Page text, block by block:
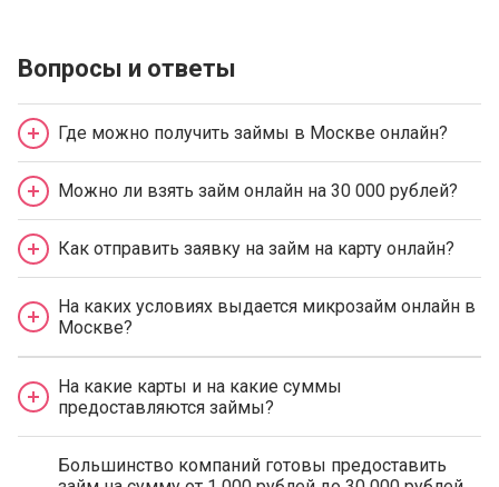
Вопросы и ответы
Где можно получить займы в Москве онлайн?
Можно ли взять займ онлайн на 30 000 рублей?
Как отправить заявку на займ на карту онлайн?
На каких условиях выдается микрозайм онлайн в
Москве?
На какие карты и на какие суммы
предоставляются займы?
Большинство компаний готовы предоставить